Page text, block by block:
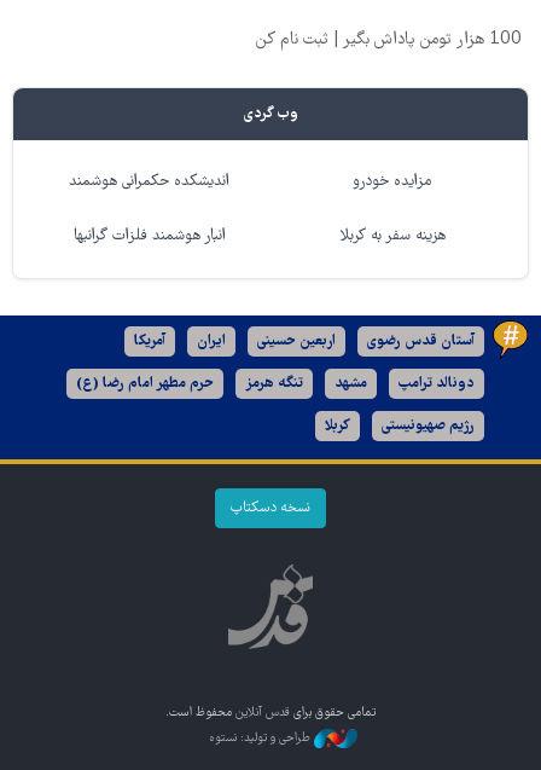
100 هزار تومن پاداش بگیر | ثبت نام کن
وب گردی
مزایده خودرو اندیشکده حکمرانی هوشمند
هزینه سفر به کربلا انبار هوشمند فلزات گرانبها
آستان قدس رضوی اربعین حسینی ایران آمریکا
دونالد ترامپ مشهد تنگه هرمز حرم مطهر امام رضا (ع)
رژیم صهیونیستی کربلا
نسخه دسکتاپ
تمامی حقوق برای قدس آنلاین محفوظ است.
طراحی و تولید: نستوه